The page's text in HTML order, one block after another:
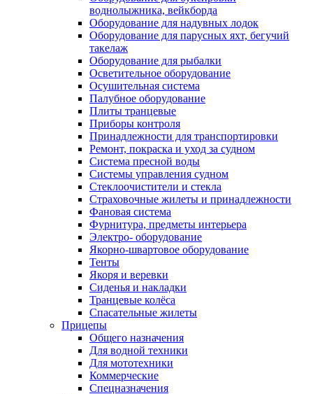
воднолыжника, вейкборда
Оборудование для надувных лодок
Оборудование для парусных яхт, бегучий
такелаж
Оборудование для рыбалки
Осветительное оборудование
Осушительная система
Палубное оборудование
Плиты транцевые
Приборы контроля
Принадлежности для транспортировки
Ремонт, покраска и уход за судном
Система пресной воды
Системы управления судном
Стеклоочистители и стекла
Страховочные жилеты и принадлежности
Фановая система
Фурнитура, предметы интерьера
Электро- оборудование
Якорно-швартовое оборудование
Тенты
Якоря и веревки
Сиденья и накладки
Транцевые колёса
Спасательные жилеты
Прицепы
Общего назначения
Для водной техники
Для мототехники
Коммерческие
Спецназначения